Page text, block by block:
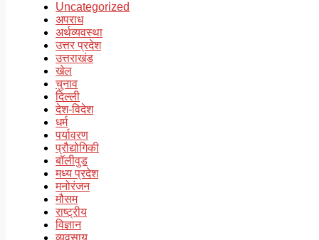
Uncategorized
अपराध
अर्थव्यवस्था
उत्तर प्रदेश
उत्तराखंड
खेल
चुनाव
दिल्ली
देश-विदेश
धर्म
पर्यावरण
प्रौद्योगिकी
बॉलीवुड
मध्य प्रदेश
मनोरंजन
मौसम
राष्ट्रीय
विज्ञान